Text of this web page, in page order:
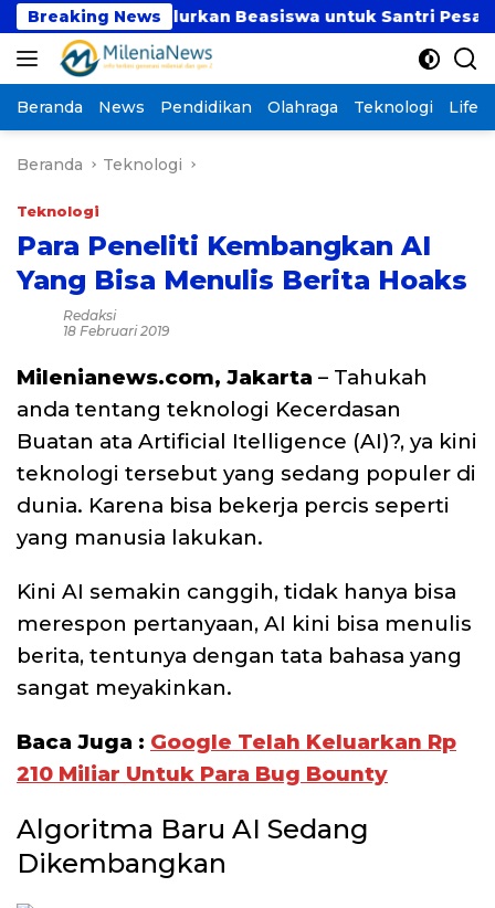
Langsung
ke
konten
Breaking News
Salurkan Beasiswa untuk Santri Pesantren
Beranda News Pendidikan Olahraga Teknologi
Beranda Teknologi
Teknologi
Para Peneliti Kembangkan AI
Yang Bisa Menulis Berita Hoaks
Redaksi
18 Februari 2019
Milenianews.com, Jakarta – Tahukah
anda tentang teknologi Kecerdasan
Buatan ata Artificial Itelligence (AI)?, ya kini
teknologi tersebut yang sedang populer di
dunia. Karena bisa bekerja percis seperti
yang manusia lakukan.
Kini AI semakin canggih, tidak hanya bisa
merespon pertanyaan, AI kini bisa menulis
berita, tentunya dengan tata bahasa yang
sangat meyakinkan.
Baca Juga : Google Telah Keluarkan Rp
210 Miliar Untuk Para Bug Bounty
Algoritma Baru AI Sedang
Dikembangkan